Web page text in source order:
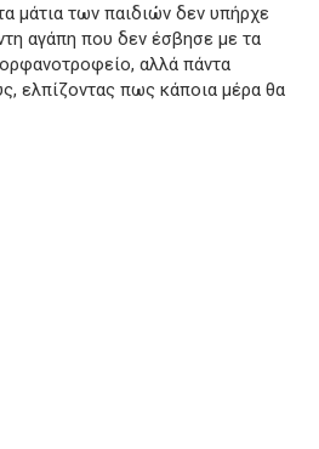
μάτια των παιδιών δεν υπήρχε
αγάπη που δεν έσβησε με τα
αλλά πάντα
ελπίζοντας πως κάποια μέρα θα